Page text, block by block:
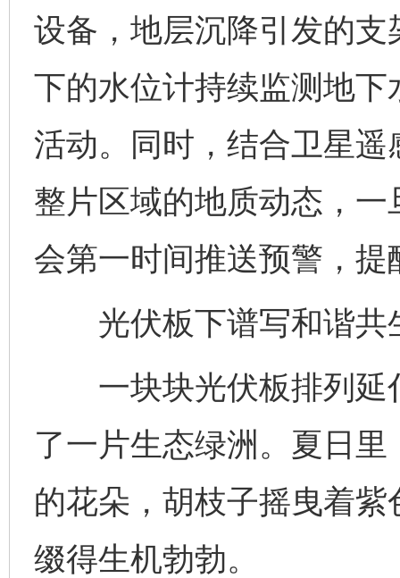
设备，地层沉降引发的
下的水位计持续监测地
活动。同时，结合卫星
整片区域的地质动态，
会第一时间推送预警，
光伏板下谱写和谐共
一块块光伏板排列延
了一片生态绿洲。夏日
的花朵，胡枝子摇曳着
缀得生机勃勃。